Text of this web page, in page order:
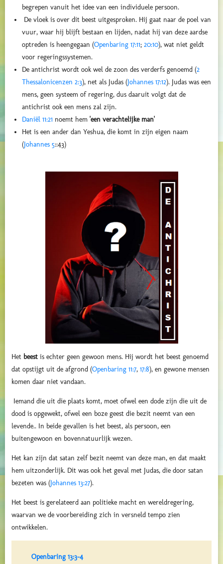
begrepen vanuit het idee van een individuele persoon.
De vloek is over dit beest uitgesproken. Hij gaat naar de poel van
vuur, waar hij blijft bestaan ​​en lijden, nadat hij van deze aardse
optreden is heengegaan (Openbaring 17:11; 20:10), wat niet geldt
voor regeringssystemen.
De antichrist wordt ook wel de zoon des verderfs genoemd (2
Thessalonicenzen 2:3), net als Judas (Johannes 17:12). Judas was een
mens, geen systeem of regering, dus daaruit volgt dat de
antichrist ook een mens zal zijn.
Daniël 11:21 noemt hem 'een verachtelijke man'
Het is een ander dan Yeshua, die komt in zijn eigen naam
(Johannes 5::43)
Het beest is echter geen gewoon mens. Hij wordt het beest genoemd
dat opstijgt uit de afgrond (Openbaring 11:7, 17:8), en gewone mensen
komen daar niet vandaan.
Iemand die uit die plaats komt, moet ofwel een dode zijn die uit de
dood is opgewekt, ofwel een boze geest die bezit neemt van een
levende.. In beide gevallen is het beest, als persoon, een
buitengewoon en bovennatuurlijk wezen.
Het kan zijn dat satan zelf bezit neemt van deze man, en dat maakt
hem uitzonderlijk. Dit was ook het geval met Judas, die door satan
bezeten was (Johannes 13:27).
Het beest is gerelateerd aan politieke macht en wereldregering,
waarvan we de voorbereiding zich in versneld tempo zien
ontwikkelen.
Openbaring 13:3-4